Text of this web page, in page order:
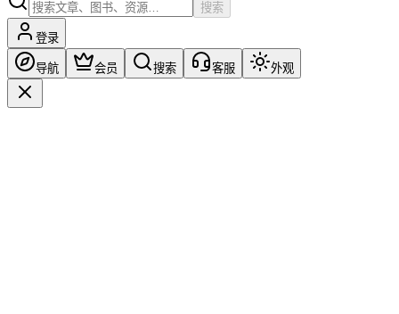
搜索
登录
导航 会员 搜索 客服 外观